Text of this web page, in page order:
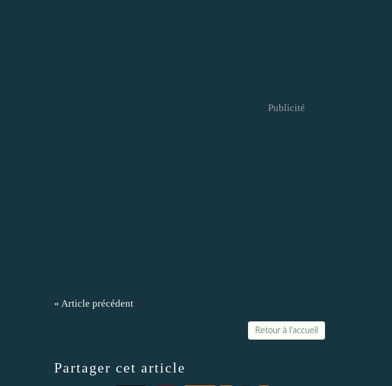
Publicité
« Article précédent
Retour à l'accueil
Partager cet article